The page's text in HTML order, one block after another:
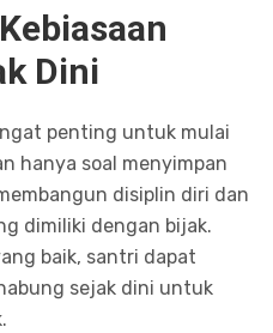
Dini
penting untuk mulai
hanya soal menyimpan
disiplin diri dan
dimiliki dengan bijak.
baik, santri dapat
sejak dini untuk